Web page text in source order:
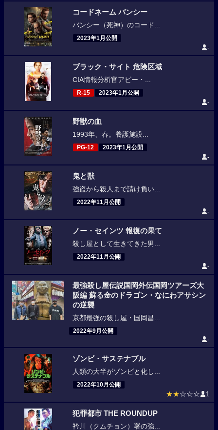
コードネーム バンシー
バンシー（死神）のコード...
2023年1月公開
-
ブラック・サイト 危険区域
CIA情報分析官アビー・...
R-15 2023年1月公開
-
野獣の血
1993年、春。養護施設...
PG-12 2023年1月公開
-
鬼と獣
強盗から殺人まで請け負い...
2022年11月公開
-
ノー・セインツ 報復の果て
殺し屋として生きてきた男...
2022年11月公開
-
最強殺し屋伝説国岡外伝国岡ツアーズ大
阪編 蘇る金のドラゴン・なにわアサシン
の逆襲
京都最強の殺し屋・国岡昌...
2022年9月公開
-
ゾンビ・サステナブル
人類の大半がゾンビと化し...
2022年10月公開
★★☆☆☆ 1
犯罪都市 THE ROUNDUP
衿川（クムチョン）署の強...